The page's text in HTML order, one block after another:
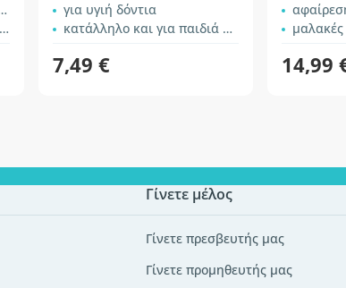
για υγιή δόντια
κατάλληλο και για παιδιά άνω των 6 ετών
7,49 €
μαλακές
14,99
Γίνετε μέλος
Γίνετε πρεσβευτής μας
Γίνετε προμηθευτής μας